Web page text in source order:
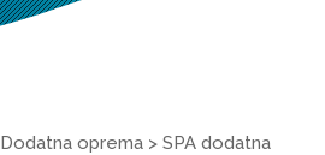
Dodatna oprema > SPA dodatna